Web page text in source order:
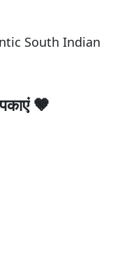
South Indian
🤎